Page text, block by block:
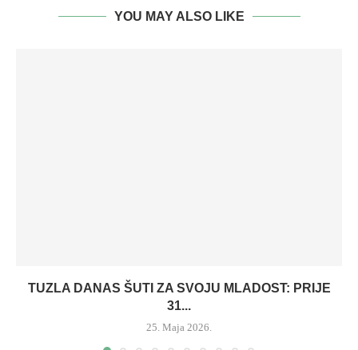
YOU MAY ALSO LIKE
TUZLA DANAS ŠUTI ZA SVOJU MLADOST: PRIJE
31...
25. Maja 2026.